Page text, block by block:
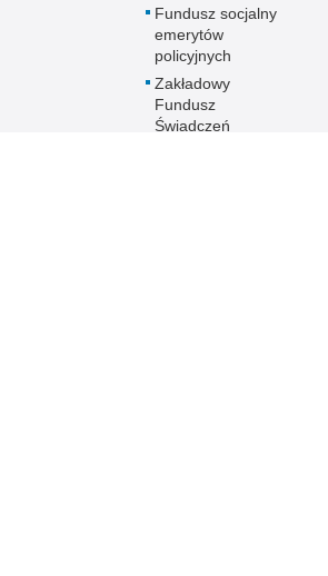
Fundusz socjalny
emerytów
policyjnych
Zakładowy
Fundusz
Świadczeń